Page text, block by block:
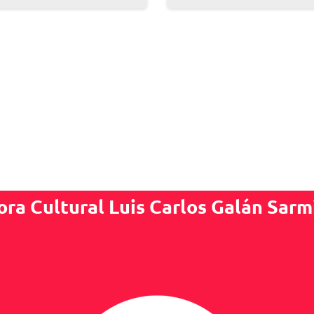
Cultural Luis Carlos Galán